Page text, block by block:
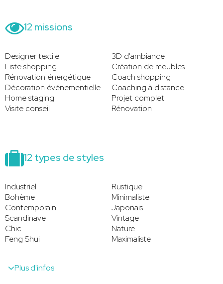
12 types de styles
Industriel
Rustique
Bohème
Minimaliste
Contemporain
Japonais
Scandinave
Vintage
Chic
Nature
Feng Shui
Maximaliste
12 missions
Designer textile
3D d'ambiance
Liste shopping
Création de meubles
Rénovation énergétique
Coach shopping
Décoration événementielle
Coaching à distance
Home staging
Projet complet
Visite conseil
Rénovation
Plus d'infos